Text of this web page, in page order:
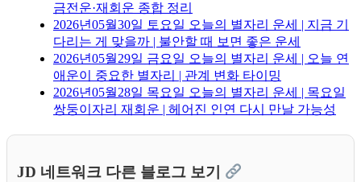
금전운·재회운 종합 정리
2026년05월30일 토요일 오늘의 별자리 운세 | 지금 기
다리는 게 맞을까 | 불안할 때 보면 좋은 운세
2026년05월29일 금요일 오늘의 별자리 운세 | 오늘 연
애운이 중요한 별자리 | 관계 변화 타이밍
2026년05월28일 목요일 오늘의 별자리 운세 | 목요일
쌍둥이자리 재회운 | 헤어진 인연 다시 만날 가능성
JD 네트워크 다른 블로그 보기